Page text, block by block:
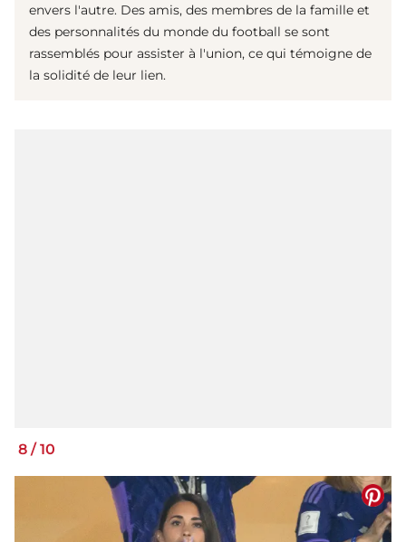
envers l'autre. Des amis, des membres de la famille et
des personnalités du monde du football se sont
rassemblés pour assister à l'union, ce qui témoigne de
la solidité de leur lien.
8 /10